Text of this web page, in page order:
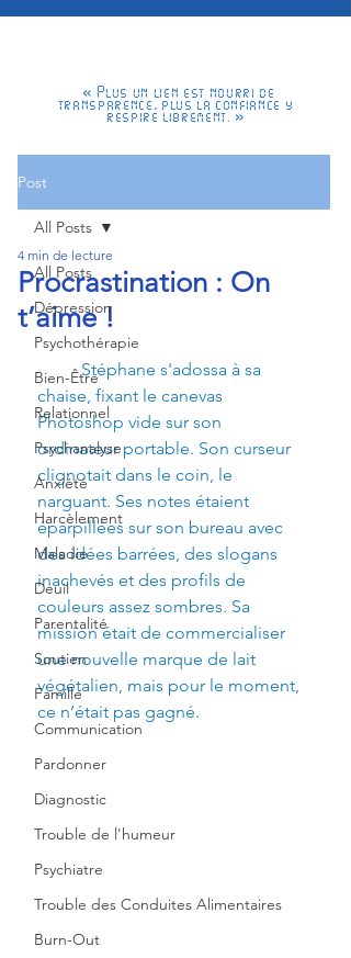
« Plus un lien est nourri de
transparence, plus la confiance y
respire librement. »
Post
All Posts
Dépression
Psychothérapie
Bien-Être
Relationnel
Psychanalyse
Anxiété
Harcèlement
Maladie
Deuil
Parentalité
Soutien
Famille
Communication
Pardonner
Diagnostic
Trouble de l'humeur
Psychiatre
Trouble des Conduites Alimentaires
Burn-Out
All Posts
Procrastination : On
t’aime !
4 min de lecture
Stéphane s'adossa à sa
chaise, fixant le canevas
Photoshop vide sur son
ordinateur portable. Son curseur
clignotait dans le coin, le
narguant. Ses notes étaient
éparpillées sur son bureau avec
des idées barrées, des slogans
inachevés et des profils de
couleurs assez sombres. Sa
mission était de commercialiser
une nouvelle marque de lait
végétalien, mais pour le moment,
ce n’était pas gagné.